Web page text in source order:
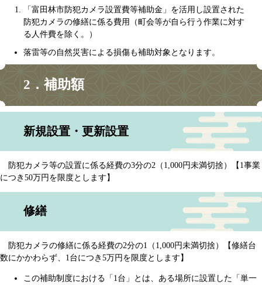
「富田林市防犯カメラ設置費等補助金」を活用し設置された
防犯カメラの修繕に係る費用（町会等が自ら行う作業に対す
る人件費を除く。）
落雷等の自然災害による損傷も補助対象となります。
2．補助額
新規設置・更新設置
防犯カメラ等の設置に係る経費の3分の2（1,000円未満切捨）【1事業
につき50万円を限度とします】
修繕
防犯カメラの修繕に係る経費の2分の1（1,000円未満切捨）【修繕台
数にかかわらず、1台につき5万円を限度とします】
この補助制度における「1台」とは、ある場所に設置した「単一